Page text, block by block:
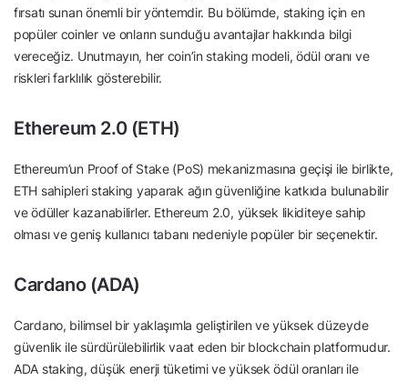
fırsatı sunan önemli bir yöntemdir. Bu bölümde, staking için en
popüler coinler ve onların sunduğu avantajlar hakkında bilgi
vereceğiz. Unutmayın, her coin’in staking modeli, ödül oranı ve
riskleri farklılık gösterebilir.
Ethereum 2.0 (ETH)
Ethereum’un Proof of Stake (PoS) mekanizmasına geçişi ile birlikte,
ETH sahipleri staking yaparak ağın güvenliğine katkıda bulunabilir
ve ödüller kazanabilirler. Ethereum 2.0, yüksek likiditeye sahip
olması ve geniş kullanıcı tabanı nedeniyle popüler bir seçenektir.
Cardano (ADA)
Cardano, bilimsel bir yaklaşımla geliştirilen ve yüksek düzeyde
güvenlik ile sürdürülebilirlik vaat eden bir blockchain platformudur.
ADA staking, düşük enerji tüketimi ve yüksek ödül oranları ile